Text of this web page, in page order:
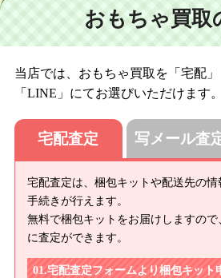
おもちゃ買取
当店では、おもちゃ買取を「宅配」
「LINE」にてお選びいただけます。
宅配査定
宅配査定は、梱包キットや配送先の情
手続きが行えます。
無料で梱包キットをお届けしますの
に査定ができます。
宅配査定フォームより梱包キット
写メール査